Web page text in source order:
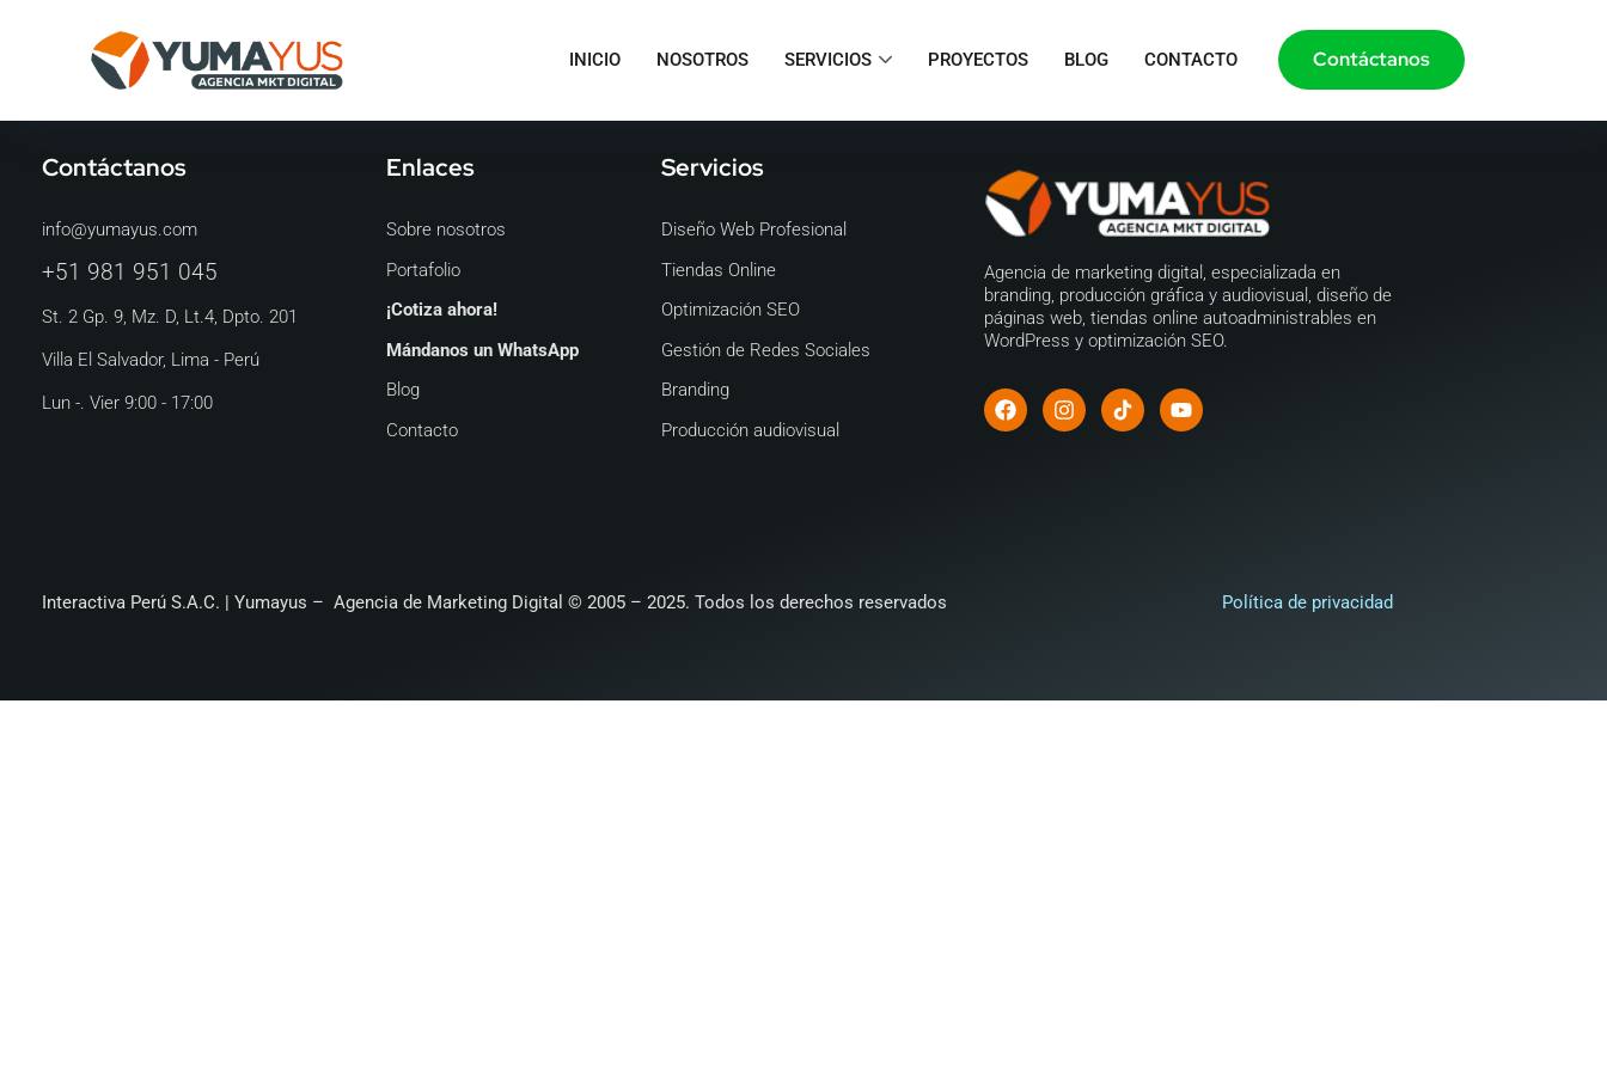
INICIO NOSOTROS SERVICIOS PROYECTOS BLOG CONTACTO Contáctanos
Contáctanos
info@yumayus.com
+51 981 951 045
St. 2 Gp. 9, Mz. D, Lt.4, Dpto. 201
Villa El Salvador, Lima - Perú
Lun -. Vier 9:00 - 17:00
Enlaces
Sobre nosotros
Portafolio
¡Cotiza ahora!
Mándanos un WhatsApp
Blog
Contacto
Servicios
Diseño Web Profesional
Tiendas Online
Optimización SEO
Gestión de Redes Sociales
Branding
Producción audiovisual
Agencia de marketing digital, especializada en
branding, producción gráfica y audiovisual, diseño de
páginas web, tiendas online autoadministrables en
WordPress y optimización SEO.
Interactiva Perú S.A.C. | Yumayus – Agencia de Marketing Digital © 2005 – 2025. Todos los derechos reservados Política de privacidad